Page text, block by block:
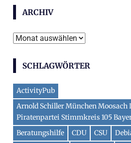
ARCHIV
Archiv
SCHLAGWÖRTER
ActivityPub
Arnold Schiller München Moosach
Piratenpartei Stimmkreis 105
Beratungshilfe
CDU CSU